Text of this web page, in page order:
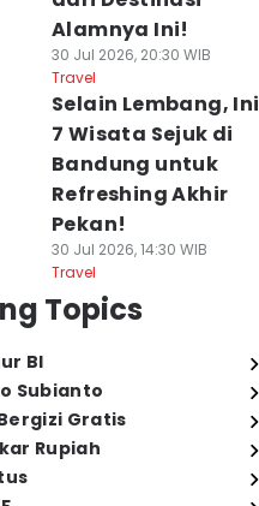
Alamnya Ini!
30 Jul 2026, 20:30 WIB
Travel
Selain Lembang, Ini
7 Wisata Sejuk di
Bandung untuk
Refreshing Akhir
Pekan!
30 Jul 2026, 14:30 WIB
Travel
Topics
BI
Subianto
Gratis
Rupiah